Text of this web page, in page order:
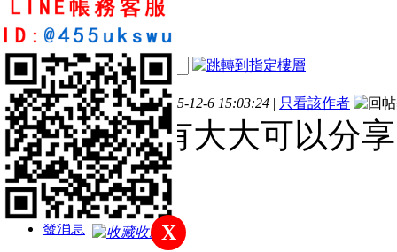
ppsvictor
1
主題
1
帖子
15
積分
新手上路
積分
15
發消息
電梯直達
樓主
發表於 2025-12-6 15:03:24 | 只看該作者
請問有大大可以分
收藏 X